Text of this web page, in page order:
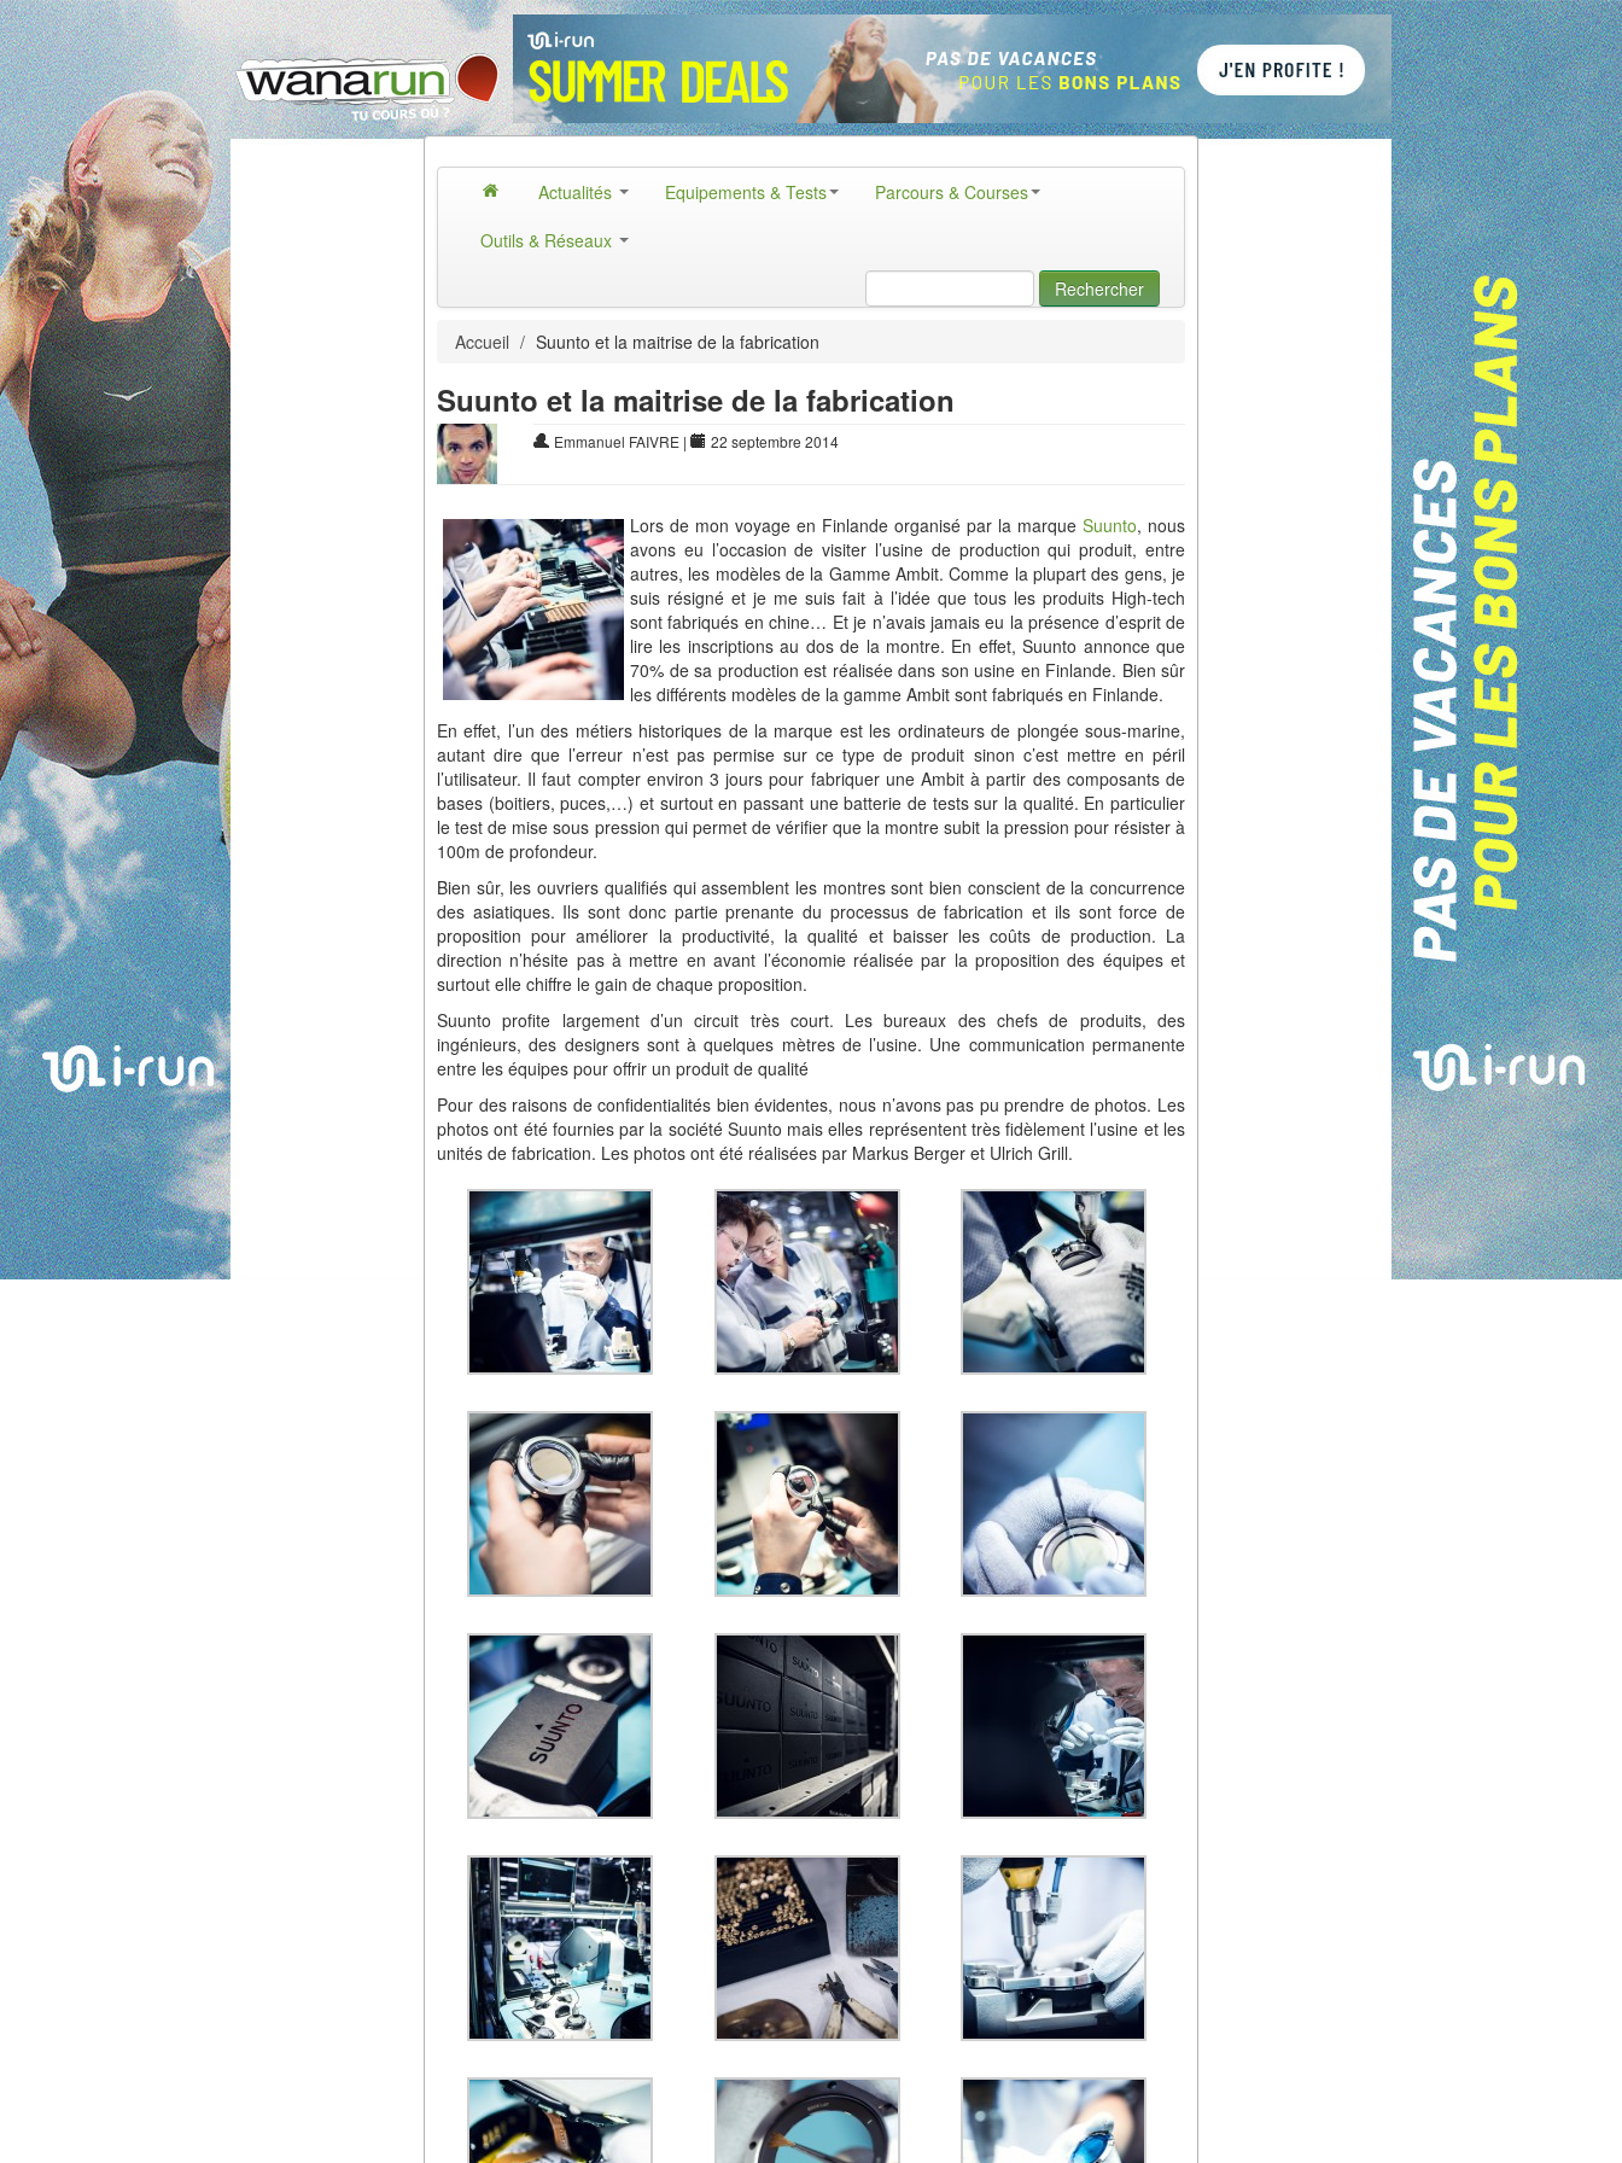
Actualités Equipements & Tests
Parcours & Courses
Outils & Réseaux
Rechercher
Accueil / Suunto et la maitrise de la fabrication
Suunto et la maitrise de la fabrication
Emmanuel FAIVRE | 22 septembre 2014
Lors de mon voyage en Finlande organisé par la marque Suunto, nous
avons eu l’occasion de visiter l’usine de production qui produit, entre
autres, les modèles de la Gamme Ambit. Comme la plupart des gens, je
suis résigné et je me suis fait à l’idée que tous les produits High-tech
sont fabriqués en chine… Et je n’avais jamais eu la présence d’esprit de
lire les inscriptions au dos de la montre. En effet, Suunto annonce que
70% de sa production est réalisée dans son usine en Finlande. Bien sûr
les différents modèles de la gamme Ambit sont fabriqués en Finlande.
En effet, l’un des métiers historiques de la marque est les ordinateurs de plongée sous-marine,
autant dire que l’erreur n’est pas permise sur ce type de produit sinon c’est mettre en péril
l’utilisateur. Il faut compter environ 3 jours pour fabriquer une Ambit à partir des composants de
bases (boitiers, puces,…) et surtout en passant une batterie de tests sur la qualité. En particulier
le test de mise sous pression qui permet de vérifier que la montre subit la pression pour résister à
100m de profondeur.
Bien sûr, les ouvriers qualifiés qui assemblent les montres sont bien conscient de la concurrence
des asiatiques. Ils sont donc partie prenante du processus de fabrication et ils sont force de
proposition pour améliorer la productivité, la qualité et baisser les coûts de production. La
direction n’hésite pas à mettre en avant l’économie réalisée par la proposition des équipes et
surtout elle chiffre le gain de chaque proposition.
Suunto profite largement d’un circuit très court. Les bureaux des chefs de produits, des
ingénieurs, des designers sont à quelques mètres de l’usine. Une communication permanente
entre les équipes pour offrir un produit de qualité
Pour des raisons de confidentialités bien évidentes, nous n’avons pas pu prendre de photos. Les
photos ont été fournies par la société Suunto mais elles représentent très fidèlement l’usine et les
unités de fabrication. Les photos ont été réalisées par Markus Berger et Ulrich Grill.